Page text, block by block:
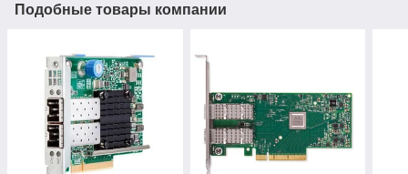
Подобные товары компании